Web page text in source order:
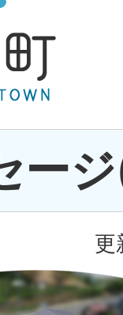
ー
更